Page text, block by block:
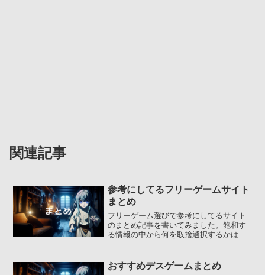
関連記事
参考にしてるフリーゲームサイト
まとめ
フリーゲーム選びで参考にしてるサイト
のまとめ記事を書いてみました。飽和す
る情報の中から何を取捨選択するかはと
おすすめデスゲームまとめ